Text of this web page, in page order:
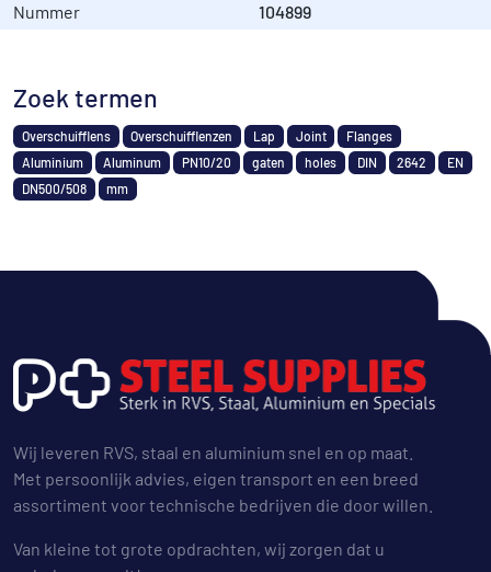
Nummer
104899
Zoek termen
Overschuifflens Overschuifflenzen Lap Joint
Flanges
Aluminium
Aluminum PN10/20 gaten holes DIN 2642
EN
DN500/508
mm
Wij leveren RVS, staal en aluminium snel en op maat.
Met persoonlijk advies, eigen transport en een breed
assortiment voor technische bedrijven die door willen.
Van kleine tot grote opdrachten, wij zorgen dat u